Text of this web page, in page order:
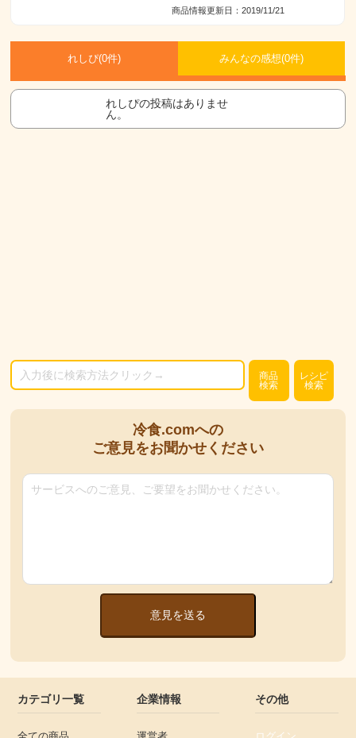
商品情報更新日：2019/11/21
れしぴ(0件) みんなの感想(0件)
れしぴの投稿はありませ
ん。
商品
検索
レシピ
検索
冷食.comへの
ご意見をお聞かせください
意見を送る
カテゴリ一覧 企業情報 その他